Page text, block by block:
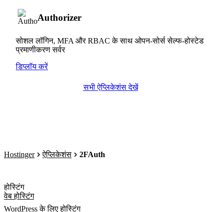
Authorizer
सोशल लॉगिन, MFA और RBAC के साथ ओपन-सोर्स सेल्फ-होस्टेड
प्रमाणीकरण सर्वर
डिप्लॉय करें
सभी ऐप्लिकेशंस देखें
Hostinger ऐप्लिकेशंस 2FAuth
होस्टिंग
वेब होस्टिंग
WordPress के लिए होस्टिंग